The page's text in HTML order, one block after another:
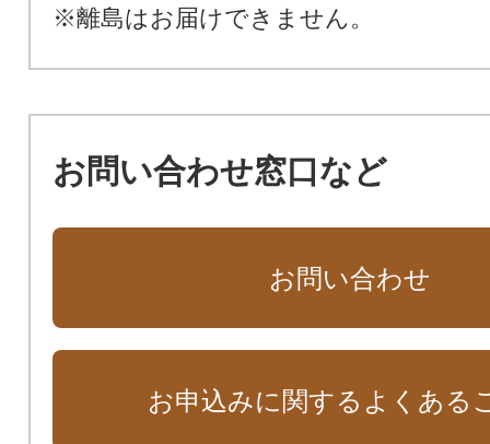
※離島はお届けできません。
お問い合わせ窓口など
お問い合わせ
お申込みに関するよくある